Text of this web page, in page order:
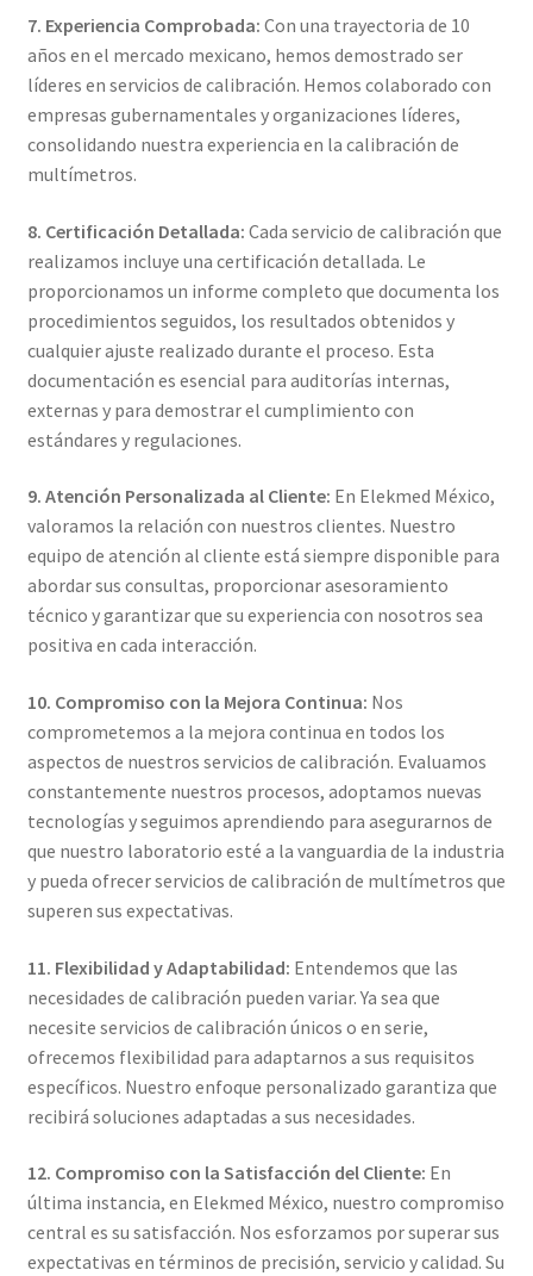
7. Experiencia Comprobada: Con una trayectoria de 10
años en el mercado mexicano, hemos demostrado ser
líderes en servicios de calibración. Hemos colaborado con
empresas gubernamentales y organizaciones líderes,
consolidando nuestra experiencia en la calibración de
multímetros.
8. Certificación Detallada: Cada servicio de calibración que
realizamos incluye una certificación detallada. Le
proporcionamos un informe completo que documenta los
procedimientos seguidos, los resultados obtenidos y
cualquier ajuste realizado durante el proceso. Esta
documentación es esencial para auditorías internas,
externas y para demostrar el cumplimiento con
estándares y regulaciones.
9. Atención Personalizada al Cliente: En Elekmed México,
valoramos la relación con nuestros clientes. Nuestro
equipo de atención al cliente está siempre disponible para
abordar sus consultas, proporcionar asesoramiento
técnico y garantizar que su experiencia con nosotros sea
positiva en cada interacción.
10. Compromiso con la Mejora Continua: Nos
comprometemos a la mejora continua en todos los
aspectos de nuestros servicios de calibración. Evaluamos
constantemente nuestros procesos, adoptamos nuevas
tecnologías y seguimos aprendiendo para asegurarnos de
que nuestro laboratorio esté a la vanguardia de la industria
y pueda ofrecer servicios de calibración de multímetros que
superen sus expectativas.
11. Flexibilidad y Adaptabilidad: Entendemos que las
necesidades de calibración pueden variar. Ya sea que
necesite servicios de calibración únicos o en serie,
ofrecemos flexibilidad para adaptarnos a sus requisitos
específicos. Nuestro enfoque personalizado garantiza que
recibirá soluciones adaptadas a sus necesidades.
12. Compromiso con la Satisfacción del Cliente: En
última instancia, en Elekmed México, nuestro compromiso
central es su satisfacción. Nos esforzamos por superar sus
expectativas en términos de precisión, servicio y calidad. Su